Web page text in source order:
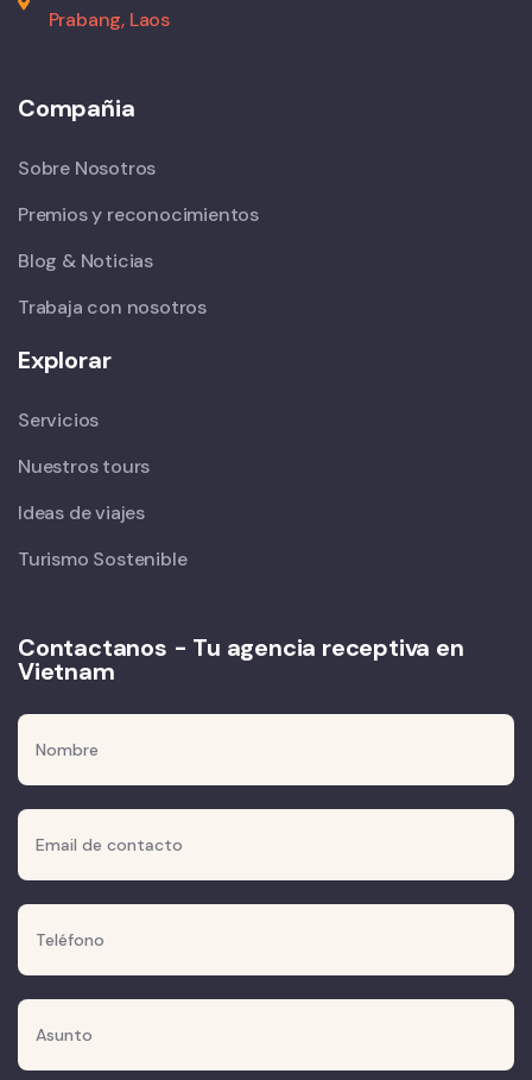
Prabang, Laos
Compañia
Sobre Nosotros
Premios y reconocimientos
Blog & Noticias
Trabaja con nosotros
Explorar
Servicios
Nuestros tours
Ideas de viajes
Turismo Sostenible
Contactanos - Tu agencia receptiva en
Vietnam